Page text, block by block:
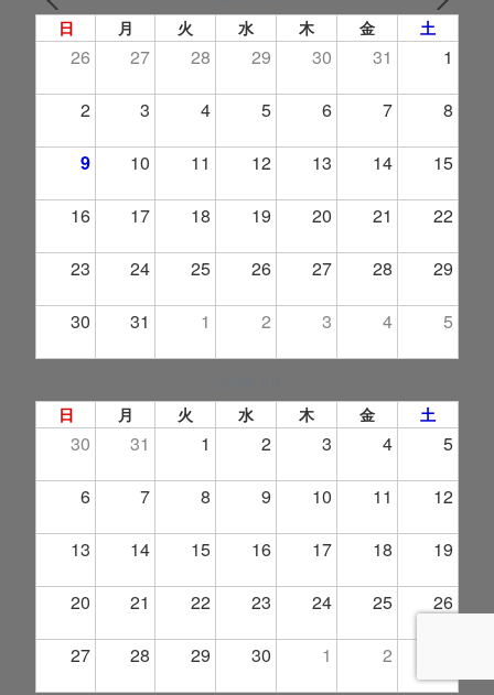
日 月 火 水 木 金 土
26 27 28 29 30 31 1
2 3 4 5 6 7 8
9 10 11 12 13 14 15
16 17 18 19 20 21 22
23 24 25 26 27 28 29
30 31 1 2 3 4 5
日 月 火 水 木 金 土
30 31 1 2 3 4 5
6 7 8 9 10 11 12
13 14 15 16 17 18 19
20 21 22 23 24 25 26
27 28 29 30 1 2